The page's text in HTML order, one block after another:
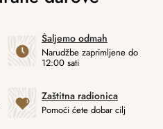
Šaljemo odmah
Narudžbe zaprimljene do
12:00 sati
Zaštitna radionica
Pomoći ćete dobar cilj